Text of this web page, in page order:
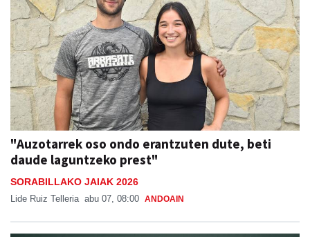
"Auzotarrek oso ondo erantzuten dute, beti
daude laguntzeko prest"
SORABILLAKO JAIAK 2026
Lide Ruiz Telleria abu 07, 08:00 ANDOAIN